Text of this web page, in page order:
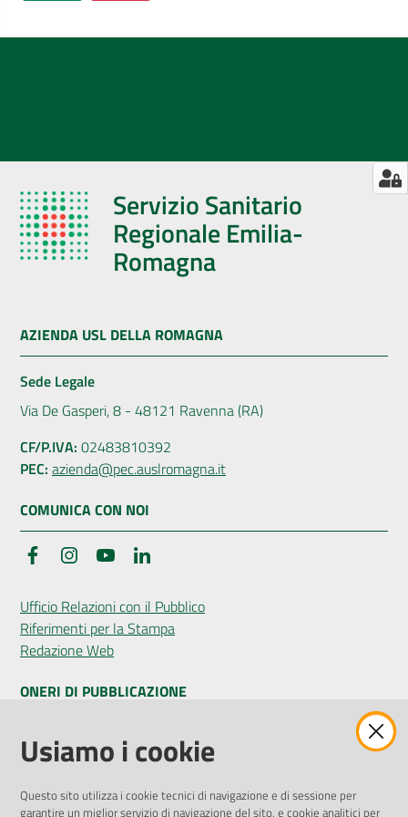
Servizio Sanitario
Regionale Emilia-
Romagna
AZIENDA USL DELLA ROMAGNA
Sede Legale
Via De Gasperi, 8 - 48121 Ravenna (RA)
CF/P.IVA: 02483810392
PEC: azienda@pec.auslromagna.it
COMUNICA CON NOI
FacebookInstagramYouTube
Ufficio Relazioni con il Pubblico
Riferimenti per la Stampa
Redazione Web
ONERI DI PUBBLICAZIONE
Amministrazione Trasparente
Pubblicità legale
Privacy Policy
Usiamo i cookie
Questo sito utilizza i cookie tecnici di navigazione e di sessione per
garantire un miglior servizio di navigazione del sito, e cookie analitici per